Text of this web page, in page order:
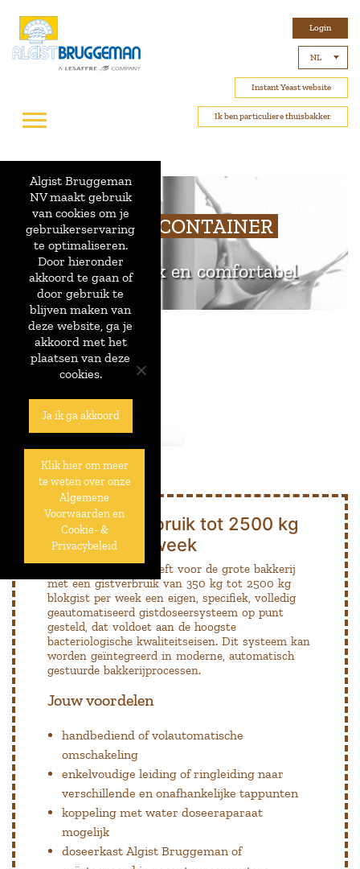
Login
NL
Instant Yeast website
Ik ben particuliere thuisbakker
WISSELCONTAINER
Gemakkelijk en comfortabel
Voor een verbruik tot 2500 kg
blokgist per week
Algist Bruggeman heeft voor de grote bakkerij
met een gistverbruik van 350 kg tot 2500 kg
blokgist per week een eigen, specifiek, volledig
geautomatiseerd gistdoseersysteem op punt
gesteld, dat voldoet aan de hoogste
bacteriologische kwaliteitseisen. Dit systeem kan
worden geïntegreerd in moderne, automatisch
gestuurde bakkerijprocessen.
Jouw voordelen
handbediend of volautomatische
omschakeling
enkelvoudige leiding of ringleiding naar
verschillende en onafhankelijke tappunten
koppeling met water doseeraparaat
mogelijk
doseerkast Algist Bruggeman of
Algist Bruggeman
NV maakt gebruik
van cookies om je
gebruikerservaring
te optimaliseren.
Door hieronder
akkoord te gaan of
door gebruik te
blijven maken van
deze website, ga je
akkoord met het
plaatsen van deze
cookies.
Ja ik ga akkoord
Klik hier om meer
te weten over onze
Algemene
Voorwaarden en
Cookie- &
Privacybeleid